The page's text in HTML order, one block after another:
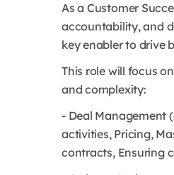
As a Customer
accountability, and
key enabler to drive
This role will focus
and complexity:
- Deal Management
activities, Pricing,
contracts, Ensuring